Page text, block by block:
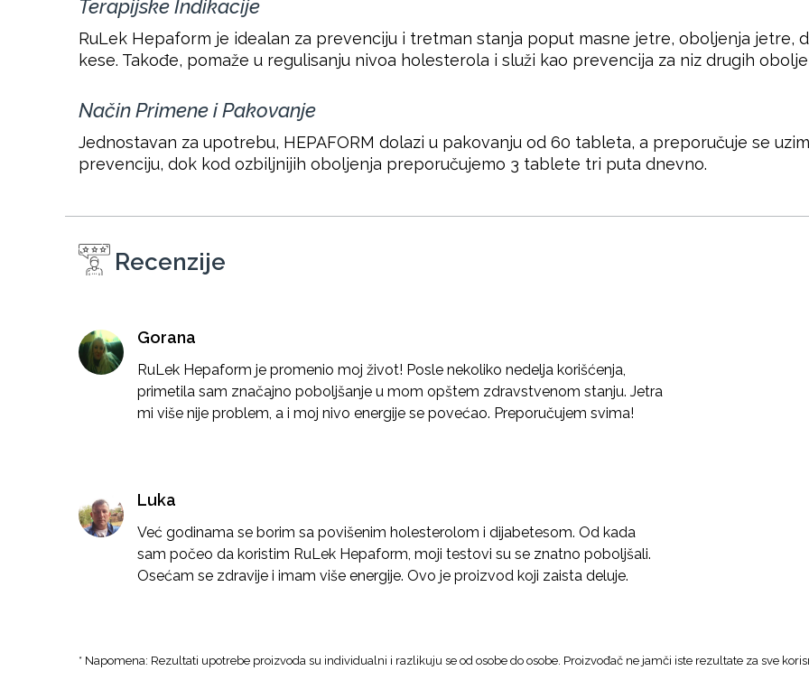
Terapijske Indikacije
RuLek Hepaform je idealan za prevenciju i tretman stanja poput masne jetre, oboljenja jetre,
kese. Takođe, pomaže u regulisanju nivoa holesterola i služi kao prevencija za niz drugih
Način Primene i Pakovanje
Jednostavan za upotrebu, HEPAFORM dolazi u pakovanju od 60 tableta, a preporučuje se
prevenciju, dok kod ozbiljnijih oboljenja preporučujemo 3 tablete tri puta dnevno.
Recenzije
Gorana
RuLek Hepaform je promenio moj život! Posle nekoliko nedelja korišćenja,
primetila sam značajno poboljšanje u mom opštem zdravstvenom stanju. Jetra
mi više nije problem, a i moj nivo energije se povećao. Preporučujem svima!
Luka
Već godinama se borim sa povišenim holesterolom i dijabetesom. Od kada
sam počeo da koristim RuLek Hepaform, moji testovi su se znatno poboljšali.
Osećam se zdravije i imam više energije. Ovo je proizvod koji zaista deluje.
* Napomena: Rezultati upotrebe proizvoda su individualni i razlikuju se od osobe do osobe. Proizvođač ne jamči iste rezultate za sve